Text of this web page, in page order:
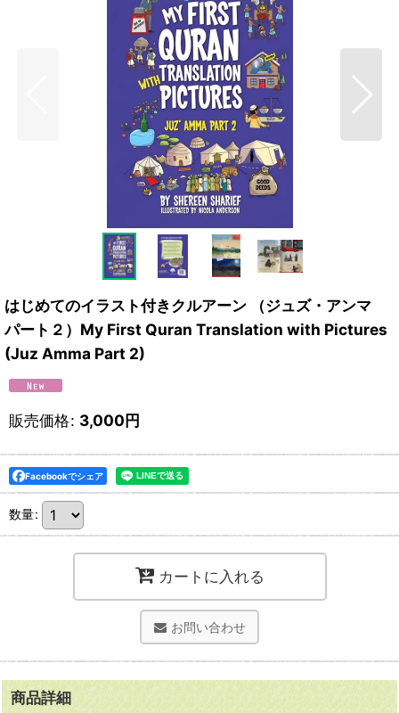
はじめてのイラスト付きクルアーン （ジュズ・アンマ
パート２）My First Quran Translation with Pictures
(Juz Amma Part 2)
販売価格: 3,000円
Facebookでシェア
数量:
カートに入れる
お問い合わせ
商品詳細